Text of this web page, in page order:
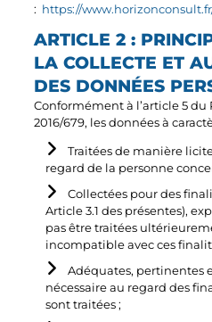
: https://
ARTICLE 2 :
LA COLLECTE ET
DES DONNÉES
Conformément à l’article 5
2016/679, les données à
Traitées de manière
regard de la personne
Collectées pour des
Article 3.1 des présentes),
pas être traitées
incompatible avec ces
Adéquates, pertinentes
nécessaire au regard des
sont traitées ;